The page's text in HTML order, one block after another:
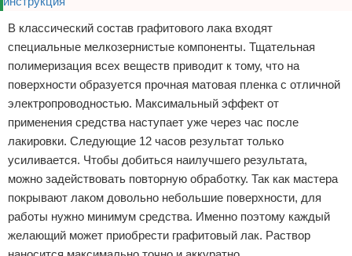
В классический состав графитового лака входят
специальные мелкозернистые компоненты. Тщательная
полимеризация всех веществ приводит к тому, что на
поверхности образуется прочная матовая пленка с отличной
электропроводностью. Максимальный эффект от
применения средства наступает уже через час после
лакировки. Следующие 12 часов результат только
усиливается. Чтобы добиться наилучшего результата,
можно задействовать повторную обработку. Так как мастера
покрывают лаком довольно небольшие поверхности, для
работы нужно минимум средства. Именно поэтому каждый
желающий может приобрести графитовый лак. Раствор